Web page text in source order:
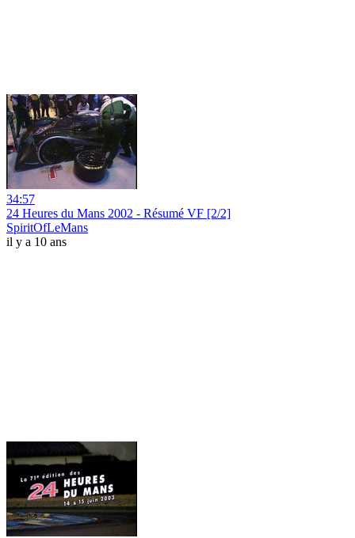
34:57
24 Heures du Mans 2002 - Résumé VF [2/2]
SpiritOfLeMans
il y a 10 ans